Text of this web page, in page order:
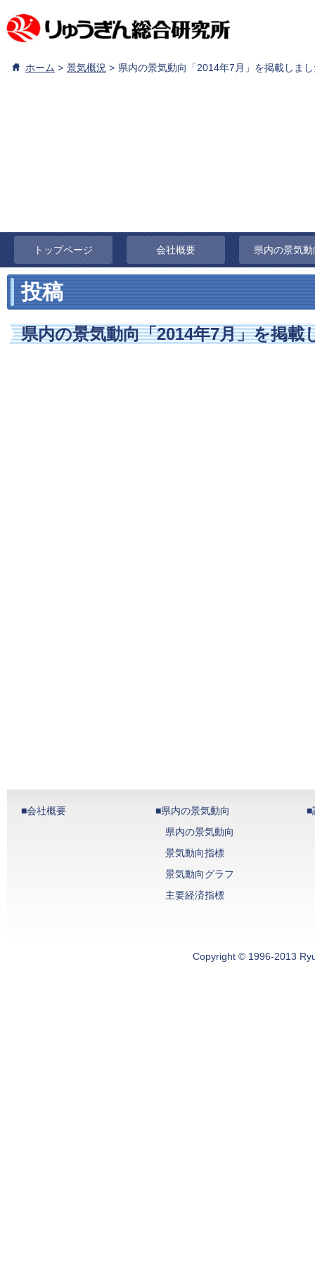
ホーム 景気概況 県内の景気動向「2014年7月」を掲載しま
トップページ 会社概要 県内の景気動
投稿
県内の景気動向「2014年7月」を掲載
■会社概要
■県内の景気動向
県内の景気動向
景気動向指標
景気動向グラフ
主要経済指標
■
Copyright © 1996-2013